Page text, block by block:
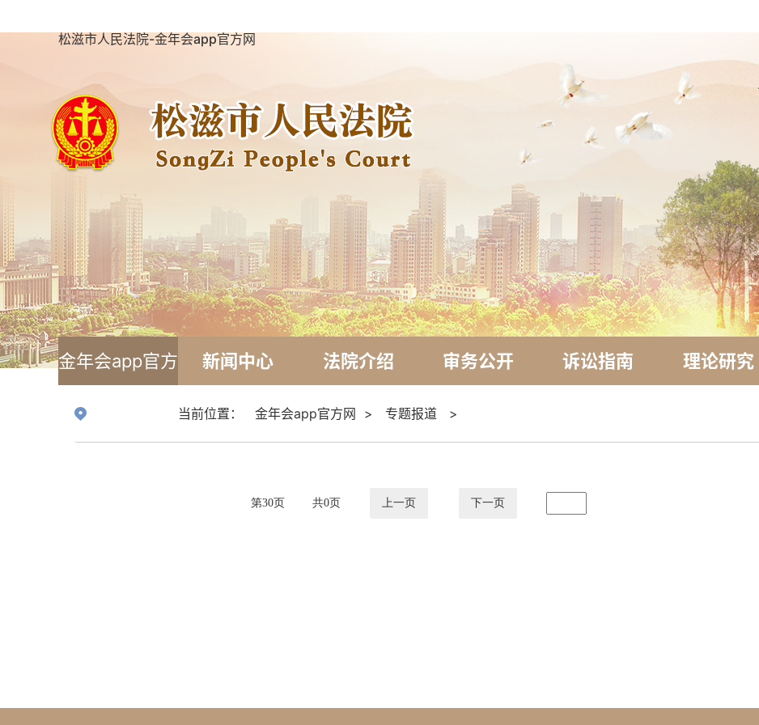
松滋市人民法院-金年会app官方网
金年会app官方 新闻中心 法院介绍 审务公开 诉讼指南 理论研究
当前位置： 金年会app官方网 > 专题报道 >
第30页 共0页 上一页 下一页